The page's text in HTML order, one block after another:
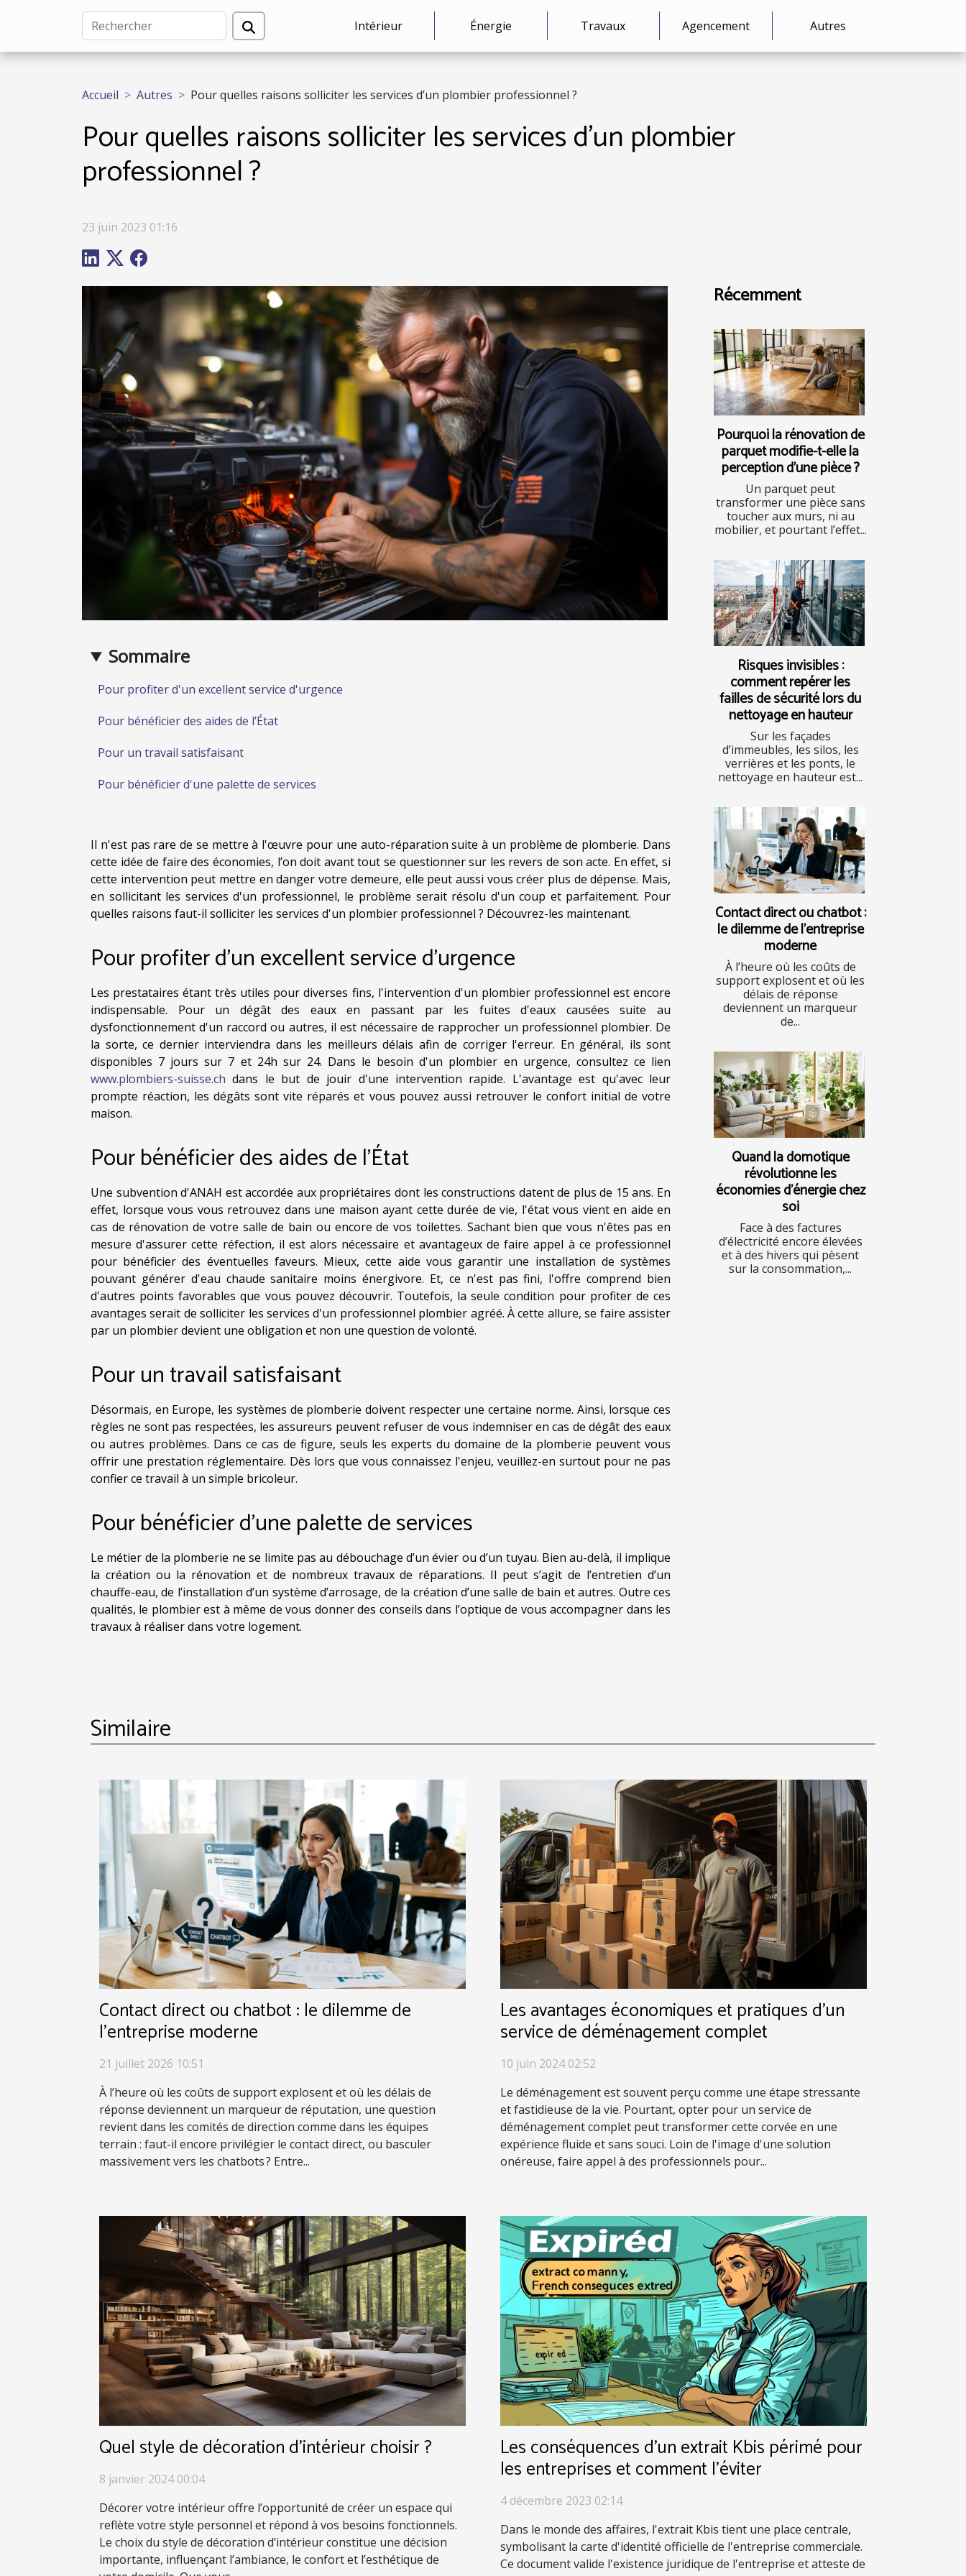
Intérieur Énergie Travaux Agencement Autres
Accueil Autres Pour quelles raisons solliciter les services d’un plombier professionnel ?
Pour quelles raisons solliciter les services d’un plombier
professionnel ?
23 juin 2023 01:16
Sommaire
Pour profiter d'un excellent service d'urgence
Pour bénéficier des aides de l’État
Pour un travail satisfaisant
Pour bénéficier d'une palette de services
Il n'est pas rare de se mettre à l'œuvre pour une auto-réparation suite à un problème de plomberie. Dans
cette idée de faire des économies, l’on doit avant tout se questionner sur les revers de son acte. En effet, si
cette intervention peut mettre en danger votre demeure, elle peut aussi vous créer plus de dépense. Mais,
en sollicitant les services d'un professionnel, le problème serait résolu d'un coup et parfaitement. Pour
quelles raisons faut-il solliciter les services d'un plombier professionnel ? Découvrez-les maintenant.
Pour profiter d'un excellent service d'urgence
Les prestataires étant très utiles pour diverses fins, l'intervention d'un plombier professionnel est encore
indispensable. Pour un dégât des eaux en passant par les fuites d'eaux causées suite au
dysfonctionnement d'un raccord ou autres, il est nécessaire de rapprocher un professionnel plombier. De
la sorte, ce dernier interviendra dans les meilleurs délais afin de corriger l'erreur. En général, ils sont
disponibles 7 jours sur 7 et 24h sur 24. Dans le besoin d'un plombier en urgence, consultez ce lien
www.plombiers-suisse.ch dans le but de jouir d'une intervention rapide. L'avantage est qu'avec leur
prompte réaction, les dégâts sont vite réparés et vous pouvez aussi retrouver le confort initial de votre
maison.
Pour bénéficier des aides de l’État
Une subvention d'ANAH est accordée aux propriétaires dont les constructions datent de plus de 15 ans. En
effet, lorsque vous vous retrouvez dans une maison ayant cette durée de vie, l'état vous vient en aide en
cas de rénovation de votre salle de bain ou encore de vos toilettes. Sachant bien que vous n'êtes pas en
mesure d'assurer cette réfection, il est alors nécessaire et avantageux de faire appel à ce professionnel
pour bénéficier des éventuelles faveurs. Mieux, cette aide vous garantir une installation de systèmes
pouvant générer d'eau chaude sanitaire moins énergivore. Et, ce n'est pas fini, l'offre comprend bien
d'autres points favorables que vous pouvez découvrir. Toutefois, la seule condition pour profiter de ces
avantages serait de solliciter les services d'un professionnel plombier agréé. À cette allure, se faire assister
par un plombier devient une obligation et non une question de volonté.
Pour un travail satisfaisant
Désormais, en Europe, les systèmes de plomberie doivent respecter une certaine norme. Ainsi, lorsque ces
règles ne sont pas respectées, les assureurs peuvent refuser de vous indemniser en cas de dégât des eaux
ou autres problèmes. Dans ce cas de figure, seuls les experts du domaine de la plomberie peuvent vous
offrir une prestation réglementaire. Dès lors que vous connaissez l'enjeu, veuillez-en surtout pour ne pas
confier ce travail à un simple bricoleur.
Pour bénéficier d'une palette de services
Le métier de la plomberie ne se limite pas au débouchage d’un évier ou d’un tuyau. Bien au-delà, il implique
la création ou la rénovation et de nombreux travaux de réparations. Il peut s’agit de l’entretien d’un
chauffe-eau, de l’installation d’un système d’arrosage, de la création d’une salle de bain et autres. Outre ces
qualités, le plombier est à même de vous donner des conseils dans l’optique de vous accompagner dans les
travaux à réaliser dans votre logement.
Récemment
Pourquoi la rénovation de
parquet modifie-t-elle la
perception d'une pièce ?
Un parquet peut
transformer une pièce sans
toucher aux murs, ni au
mobilier, et pourtant l’effet...
Risques invisibles :
comment repérer les
failles de sécurité lors du
nettoyage en hauteur
Sur les façades
d’immeubles, les silos, les
verrières et les ponts, le
nettoyage en hauteur est...
Contact direct ou chatbot :
le dilemme de l’entreprise
moderne
À l’heure où les coûts de
support explosent et où les
délais de réponse
deviennent un marqueur
de...
Quand la domotique
révolutionne les
économies d’énergie chez
soi
Face à des factures
d’électricité encore élevées
et à des hivers qui pèsent
sur la consommation,...
Similaire
Contact direct ou chatbot : le dilemme de
l’entreprise moderne
21 juillet 2026 10:51
À l’heure où les coûts de support explosent et où les délais de
réponse deviennent un marqueur de réputation, une question
revient dans les comités de direction comme dans les équipes
terrain : faut-il encore privilégier le contact direct, ou basculer
massivement vers les chatbots ? Entre...
Les avantages économiques et pratiques d'un
service de déménagement complet
10 juin 2024 02:52
Le déménagement est souvent perçu comme une étape stressante
et fastidieuse de la vie. Pourtant, opter pour un service de
déménagement complet peut transformer cette corvée en une
expérience fluide et sans souci. Loin de l'image d'une solution
onéreuse, faire appel à des professionnels pour...
Quel style de décoration d’intérieur choisir ?
8 janvier 2024 00:04
Décorer votre intérieur offre l’opportunité de créer un espace qui
reflète votre style personnel et répond à vos besoins fonctionnels.
Le choix du style de décoration d’intérieur constitue une décision
importante, influençant l’ambiance, le confort et l’esthétique de
Les conséquences d'un extrait Kbis périmé pour
les entreprises et comment l'éviter
4 décembre 2023 02:14
Dans le monde des affaires, l'extrait Kbis tient une place centrale,
symbolisant la carte d'identité officielle de l'entreprise commerciale.
Ce document valide l'existence juridique de l'entreprise et atteste de